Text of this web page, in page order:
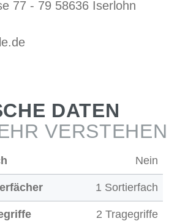
77 - 79 58636 Iserlohn
DATEN
VERSTEHEN
Nein
1 Sortierfach
2 Tragegriffe